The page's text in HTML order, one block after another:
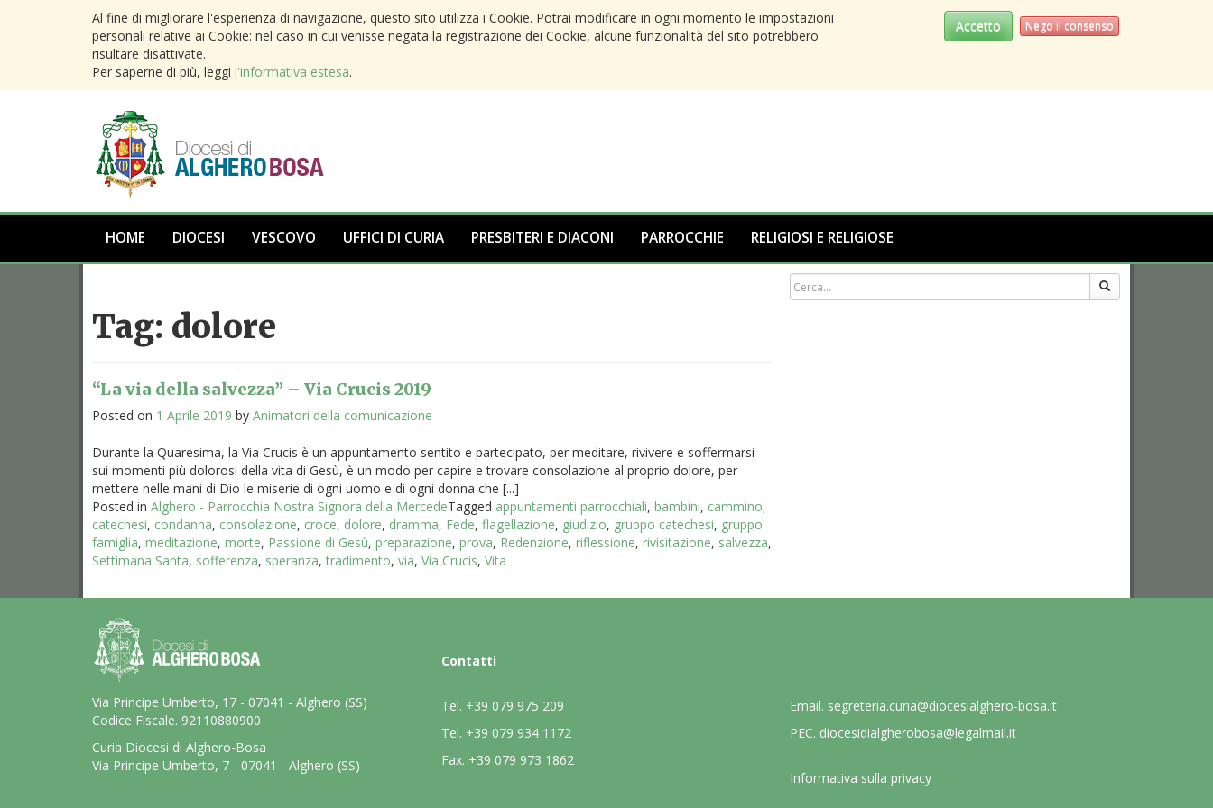
Al fine di migliorare l'esperienza di navigazione, questo sito utilizza i Cookie. Potrai modificare in ogni momento le impostazioni
personali relative ai Cookie: nel caso in cui venisse negata la registrazione dei Cookie, alcune funzionalità del sito potrebbero
risultare disattivate.
Per saperne di più, leggi l'informativa estesa.
Accetto Nego il consenso
HOME DIOCESI VESCOVO UFFICI DI CURIA PRESBITERI E DIACONI PARROCCHIE RELIGIOSI E RELIGIOSE
Tag: dolore
“La via della salvezza” – Via Crucis 2019
Posted on 1 Aprile 2019 by Animatori della comunicazione
Durante la Quaresima, la Via Crucis è un appuntamento sentito e partecipato, per meditare, rivivere e soffermarsi
sui momenti più dolorosi della vita di Gesù, è un modo per capire e trovare consolazione al proprio dolore, per
mettere nelle mani di Dio le miserie di ogni uomo e di ogni donna che [...]
Posted in Alghero - Parrocchia Nostra Signora della MercedeTagged appuntamenti parrocchiali, bambini, cammino,
catechesi, condanna, consolazione, croce, dolore, dramma, Fede, flagellazione, giudizio, gruppo catechesi, gruppo
famiglia, meditazione, morte, Passione di Gesù, preparazione, prova, Redenzione, riflessione, rivisitazione, salvezza,
Settimana Santa, sofferenza, speranza,tradimento, via, Via Crucis, Vita
Via Principe Umberto, 17 - 07041 - Alghero (SS)
Codice Fiscale. 92110880900
Curia Diocesi di Alghero-Bosa
Via Principe Umberto, 7 - 07041 - Alghero (SS)
Contatti
Tel. +39 079 975 209
Tel. +39 079 934 1172
Fax. +39 079 973 1862
Email. segreteria.curia@diocesialghero-bosa.it
PEC. diocesidialgherobosa@legalmail.it
Informativa sulla privacy